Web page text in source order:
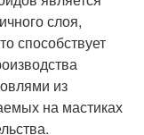
слоя,
способствует
из
на мастиках